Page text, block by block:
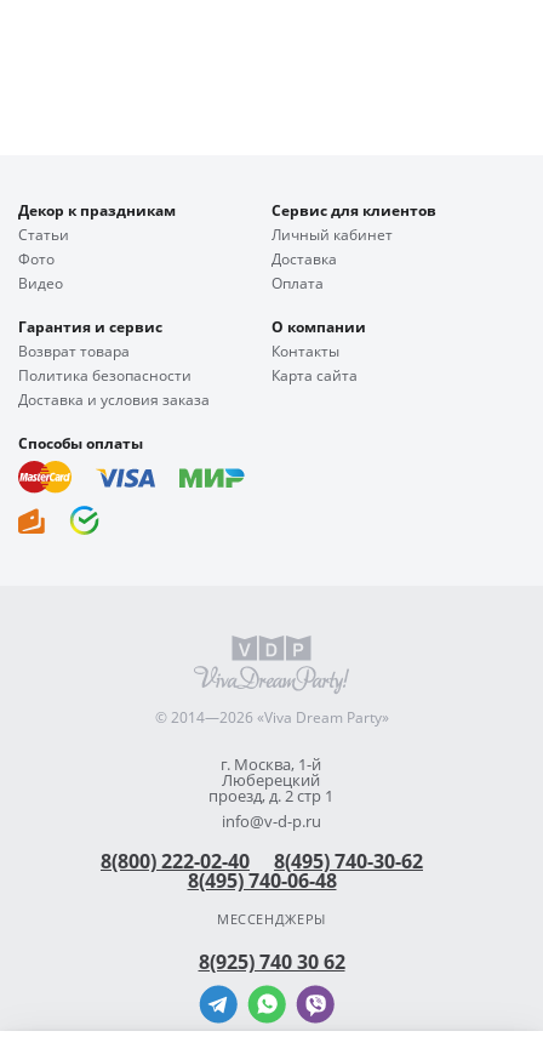
Декор к праздникам
Статьи
Фото
Видео
Сервис для клиентов
Личный кабинет
Доставка
Оплата
Гарантия и сервис
Возврат товара
Политика безопасности
Доставка и условия заказа
О компании
Контакты
Карта сайта
Способы оплаты
© 2014—2026 «Viva Dream Party»
г. Москва, 1-й
Люберецкий
проезд, д. 2 стр 1
info@v-d-p.ru
8(800) 222-02-40 8(495) 740-30-62
8(495) 740-06-48
МЕССЕНДЖЕРЫ
8(925) 740 30 62